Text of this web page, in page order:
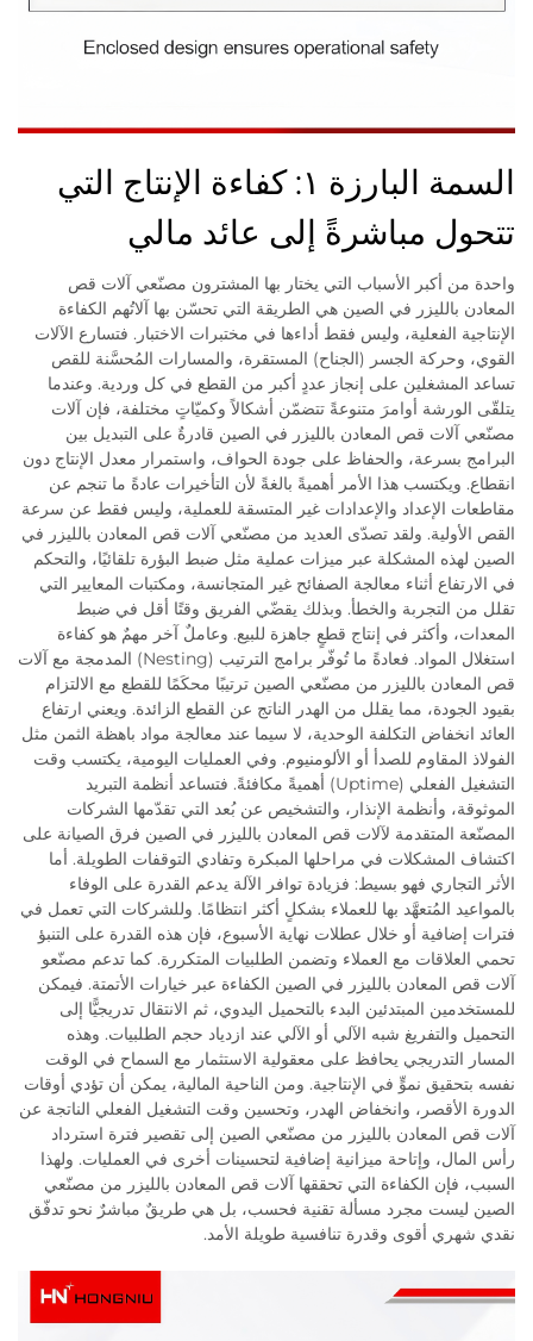
السمة البارزة ١: كفاءة الإنتاج التي
تتحول مباشرةً إلى عائد مالي
واحدة من أكبر الأسباب التي يختار بها المشترون مصنّعي آلات قص
المعادن بالليزر في الصين هي الطريقة التي تحسّن بها آلاتُهم الكفاءة
الإنتاجية الفعلية، وليس فقط أداءها في مختبرات الاختبار. فتسارع الآلات
القوي، وحركة الجسر (الجناح) المستقرة، والمسارات المُحسَّنة للقص
تساعد المشغلين على إنجاز عددٍ أكبر من القطع في كل وردية. وعندما
يتلقّى الورشة أوامرَ متنوعةً تتضمّن أشكالاً وكميّاتٍ مختلفة، فإن آلات
مصنّعي آلات قص المعادن بالليزر في الصين قادرةٌ على التبديل بين
البرامج بسرعة، والحفاظ على جودة الحواف، واستمرار معدل الإنتاج دون
انقطاع. ويكتسب هذا الأمر أهميةً بالغةً لأن التأخيرات عادةً ما تنجم عن
مقاطعات الإعداد والإعدادات غير المتسقة للعملية، وليس فقط عن سرعة
القص الأولية. ولقد تصدّى العديد من مصنّعي آلات قص المعادن بالليزر في
الصين لهذه المشكلة عبر ميزات عملية مثل ضبط البؤرة تلقائيًا، والتحكم
في الارتفاع أثناء معالجة الصفائح غير المتجانسة، ومكتبات المعايير التي
تقلل من التجربة والخطأ. وبذلك يقضّي الفريق وقتًا أقل في ضبط
المعدات، وأكثر في إنتاج قطعٍ جاهزة للبيع. وعاملٌ آخر مهمٌ هو كفاءة
استغلال المواد. فعادةً ما تُوفّر برامج الترتيب (Nesting) المدمجة مع آلات
قص المعادن بالليزر من مصنّعي الصين ترتيبًا محكَمًا للقطع مع الالتزام
بقيود الجودة، مما يقلل من الهدر الناتج عن القطع الزائدة. ويعني ارتفاع
العائد انخفاض التكلفة الوحدية، لا سيما عند معالجة مواد باهظة الثمن مثل
الفولاذ المقاوم للصدأ أو الألومنيوم. وفي العمليات اليومية، يكتسب وقت
التشغيل الفعلي (Uptime) أهميةً مكافئةً. فتساعد أنظمة التبريد
الموثوقة، وأنظمة الإنذار، والتشخيص عن بُعد التي تقدّمها الشركات
المصنّعة المتقدمة لآلات قص المعادن بالليزر في الصين فرق الصيانة على
اكتشاف المشكلات في مراحلها المبكرة وتفادي التوقفات الطويلة. أما
الأثر التجاري فهو بسيط: فزيادة توافر الآلة يدعم القدرة على الوفاء
بالمواعيد المُتعهَّد بها للعملاء بشكلٍ أكثر انتظامًا. وللشركات التي تعمل في
فترات إضافية أو خلال عطلات نهاية الأسبوع، فإن هذه القدرة على التنبؤ
تحمي العلاقات مع العملاء وتضمن الطلبيات المتكررة. كما تدعم مصنّعو
آلات قص المعادن بالليزر في الصين الكفاءة عبر خيارات الأتمتة. فيمكن
للمستخدمين المبتدئين البدء بالتحميل اليدوي، ثم الانتقال تدريجيًّا إلى
التحميل والتفريغ شبه الآلي أو الآلي عند ازدياد حجم الطلبيات. وهذه
المسار التدريجي يحافظ على معقولية الاستثمار مع السماح في الوقت
نفسه بتحقيق نموٍّ في الإنتاجية. ومن الناحية المالية، يمكن أن تؤدي أوقات
الدورة الأقصر، وانخفاض الهدر، وتحسين وقت التشغيل الفعلي الناتجة عن
آلات قص المعادن بالليزر من مصنّعي الصين إلى تقصير فترة استرداد
رأس المال، وإتاحة ميزانية إضافية لتحسينات أخرى في العمليات. ولهذا
السبب، فإن الكفاءة التي تحققها آلات قص المعادن بالليزر من مصنّعي
الصين ليست مجرد مسألة تقنية فحسب، بل هي طريقٌ مباشرٌ نحو تدفّق
نقدي شهري أقوى وقدرة تنافسية طويلة الأمد.